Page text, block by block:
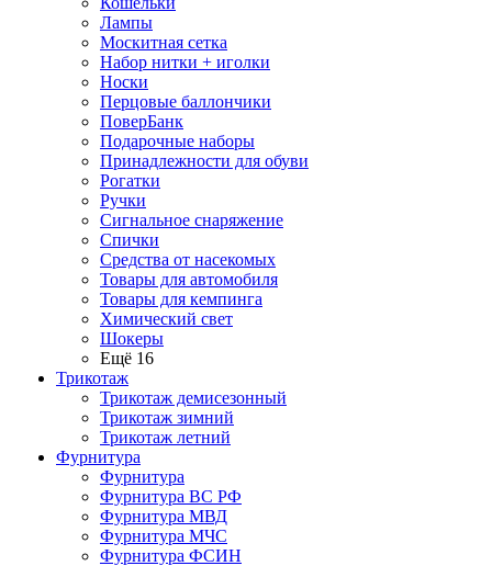
Лампы
Москитная сетка
Набор нитки + иголки
Носки
Перцовые баллончики
ПоверБанк
Подарочные наборы
Принадлежности для обуви
Рогатки
Ручки
Сигнальное снаряжение
Спички
Средства от насекомых
Товары для автомобиля
Товары для кемпинга
Химический свет
Шокеры
Ещё 16
Трикотаж
Трикотаж демисезонный
Трикотаж зимний
Трикотаж летний
Фурнитура
Фурнитура
Фурнитура ВС РФ
Фурнитура МВД
Фурнитура МЧС
Фурнитура ФСИН